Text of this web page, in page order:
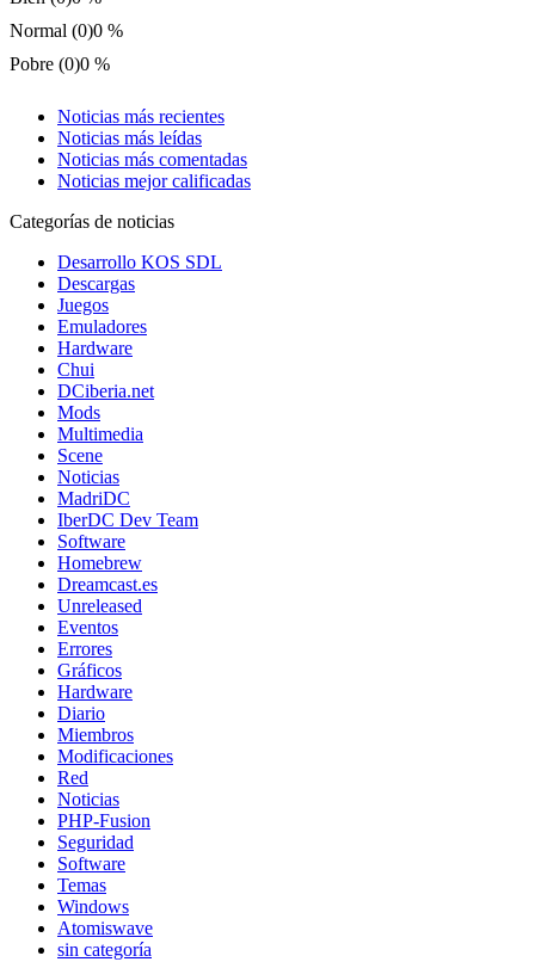
Normal (0)0 %
Pobre (0)0 %
Noticias más recientes
Noticias más leídas
Noticias más comentadas
Noticias mejor calificadas
Categorías de noticias
Desarrollo KOS SDL
Descargas
Juegos
Emuladores
Hardware
Chui
DCiberia.net
Mods
Multimedia
Scene
Noticias
MadriDC
IberDC Dev Team
Software
Homebrew
Dreamcast.es
Unreleased
Eventos
Errores
Gráficos
Hardware
Diario
Miembros
Modificaciones
Red
Noticias
PHP-Fusion
Seguridad
Software
Temas
Windows
Atomiswave
sin categoría